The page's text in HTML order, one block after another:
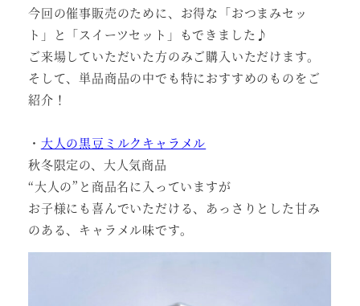
今回の催事販売のために、お得な「おつまみセッ
ト」と「スイーツセット」もできました♪
ご来場していただいた方のみご購入いただけます。
そして、単品商品の中でも特におすすめのものをご
紹介！
・ 大人の黒豆ミルクキャラメル
秋冬限定の、大人気商品
“大人の”と商品名に入っていますが
お子様にも喜んでいただける、あっさりとした甘み
のある、キャラメル味です。